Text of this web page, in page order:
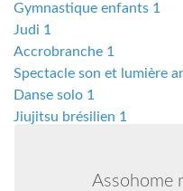
Assohome
Gymnastique enfants 1
Judi 1
Accrobranche 1
Spectacle son et lumière
Danse solo 1
Jiujitsu brésilien 1